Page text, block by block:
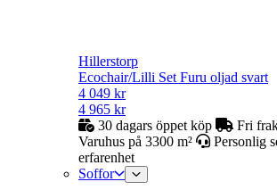
Hillerstorp
Ecochair/Lilli Set Furu oljad svart
4 049 kr
4 965 kr
30 dagars öppet köp
Fri
Varuhus på 3300 m²
Personlig
erfarenhet
Soffor